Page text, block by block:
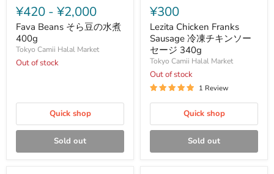
Beans
そ
ら
豆
の
水
煮
¥420 - ¥2,000
Fava Beans そら豆の水煮
400g
Tokyo Camii Halal Market
Out of stock
Quick shop
Sold out
Chicken
Franks
Sausage
冷
凍
チ
キ
ン
ソ
ー
セ
ジ
340g
¥300
Lezita Chicken Franks
Sausage 冷凍チキンソー
セージ 340g
Tokyo Camii Halal Market
Out of stock
1 Review
Quick shop
Sold out